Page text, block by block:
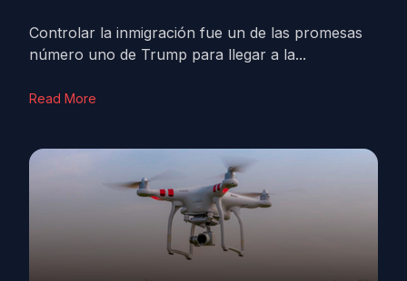
Controlar la inmigración fue un de las promesas
número uno de Trump para llegar a la...
Read More